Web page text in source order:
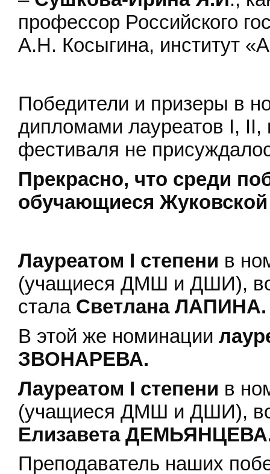
профессор Российского
А.Н. Косыгина, институт
Победители и призеры в
дипломами лауреатов I, II,
фестиваля не
Прекрасно, что среди
обучающиеся
Лауреатом I степени в
(учащиеся ДМШ и ДШИ),
сталаСветлана ЛАПИНА.
В этой же номинации
ЗВОНАРЕВА.
Лауреатом I степени в
(учащиеся ДМШ и ДШИ),
Елизавета
Преподаватель наших